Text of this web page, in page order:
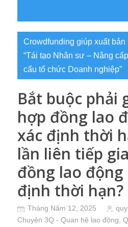
Crowdfunding giúp xuất bản
“Tái tạo Nhân sư – Nâng
cấu tổ chức Doanh nghiệp”
Bắt buộc phải
hợp đồng lao
xác định thời
lần liên tiếp
đồng lao
định thời hạn?
Tháng Năm 12, 2025
Chuyện 3Q - Quan hệ lao động,